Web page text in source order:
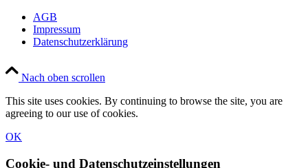
AGB
Impressum
Datenschutzerklärung
Nach oben scrollen
This site uses cookies. By continuing to browse the site, you are
agreeing to our use of cookies.
OK
Cookie- und Datenschutzeinstellungen